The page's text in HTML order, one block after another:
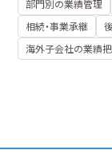
部門別の業績管理
相続・事業承継
海外子会社の業績